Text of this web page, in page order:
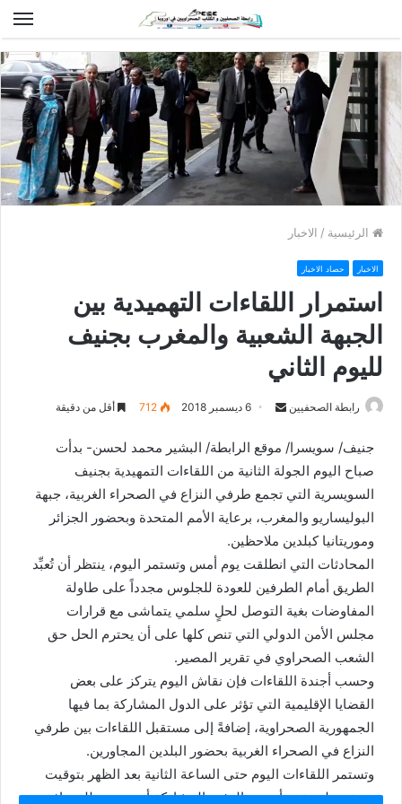
الرئيسية / الاخبار
الاخبار حصاد الاخبار
استمرار اللقاءات التهميدية بين
الجبهة الشعبية والمغرب بجنيف
لليوم الثاني
رابطة الصحفيين
n
d
a
n
e
m
6 ديسمبر 2018 712 أقل من دقيقة
جنيف/ سويسرا/ موقع الرابطة/ البشير محمد لحسن- بدأت
صباح اليوم الجولة الثانية من اللقاءات التمهيدية بجنيف
السويسرية التي تجمع طرفي النزاع في الصحراء الغربية، جبهة
البوليساريو والمغرب، برعاية الأمم المتحدة وبحضور الجزائر
وموريتانيا كبلدين ملاحظين.
المحادثات التي انطلقت يوم أمس وتستمر اليوم، ينتظر أن تُعبِّد
الطريق أمام الطرفين للعودة للجلوس مجدداً على طاولة
المفاوضات بغية التوصل لحلٍ سلمي يتماشى مع قرارات
مجلس الأمن الدولي التي تنص كلها على أن يحترم الحل حق
الشعب الصحراوي في تقرير المصير.
وحسب أجندة اللقاءات فإن نقاش اليوم يتركز على بعض
القضايا الإقليمية التي تؤثر على الدول المشاركة بما فيها
الجمهورية الصحراوية، إضافةً إلى مستقبل اللقاءات بين طرفي
النزاع في الصحراء الغربية بحضور البلدين المجاورين.
وتستمر اللقاءات اليوم حتى الساعة الثانية بعد الظهر بتوقيت
جنيف. ولم يقدم أي من الوفود المشاركة أي تصريح للصحافة